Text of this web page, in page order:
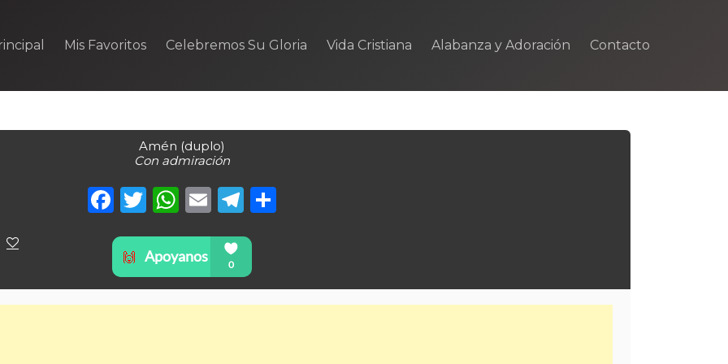
Mis Favoritos Celebremos Su Gloria Vida Cristiana Alabanza y Adoración Contacto
Amén (duplo)
Con admiración
Facebook
Twitter
WhatsApp
EmailTelegram